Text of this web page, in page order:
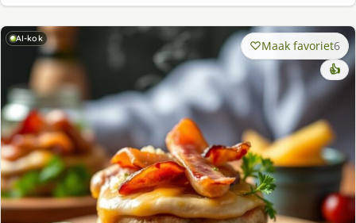
AI-kok Maak favoriet6
👍